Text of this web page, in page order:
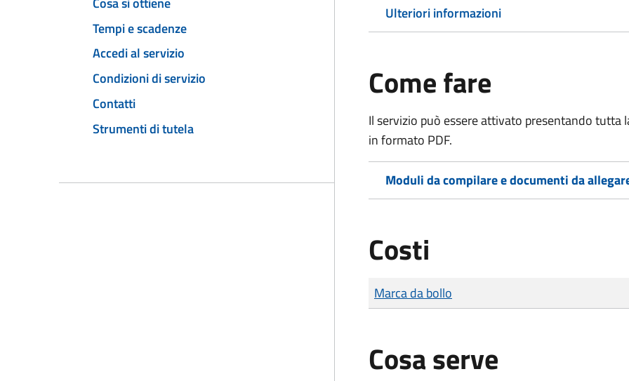
Tempi e scadenze
Accedi al servizio
Condizioni di servizio
Contatti
Strumenti di tutela
Ulteriori informazioni
Come fare
Il servizio può essere attivato presentando
in formato PDF.
Moduli da compilare e documenti da
Costi
Tipo di pagamento
Importo
Marca da bollo
Cosa serve